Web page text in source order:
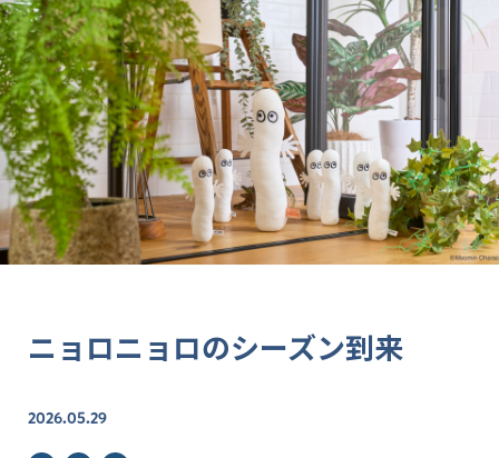
ニョロニョロのシーズン到来
2026.05.29